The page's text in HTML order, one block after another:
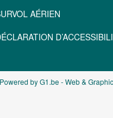
AÉRIEN
Powered by G1.be - Web &